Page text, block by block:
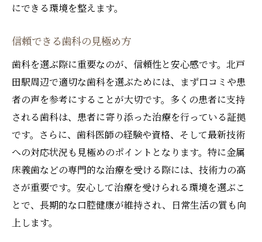
にできる環境を整えます。
信頼できる歯科の見極め方
歯科を選ぶ際に重要なのが、信頼性と安心感です。北戸
田駅周辺で適切な歯科を選ぶためには、まず口コミや患
者の声を参考にすることが大切です。多くの患者に支持
される歯科は、患者に寄り添った治療を行っている証拠
です。さらに、歯科医師の経験や資格、そして最新技術
への対応状況も見極めのポイントとなります。特に金属
床義歯などの専門的な治療を受ける際には、技術力の高
さが重要です。安心して治療を受けられる環境を選ぶこ
とで、長期的な口腔健康が維持され、日常生活の質も向
上します。